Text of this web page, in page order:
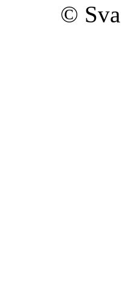
© Sva